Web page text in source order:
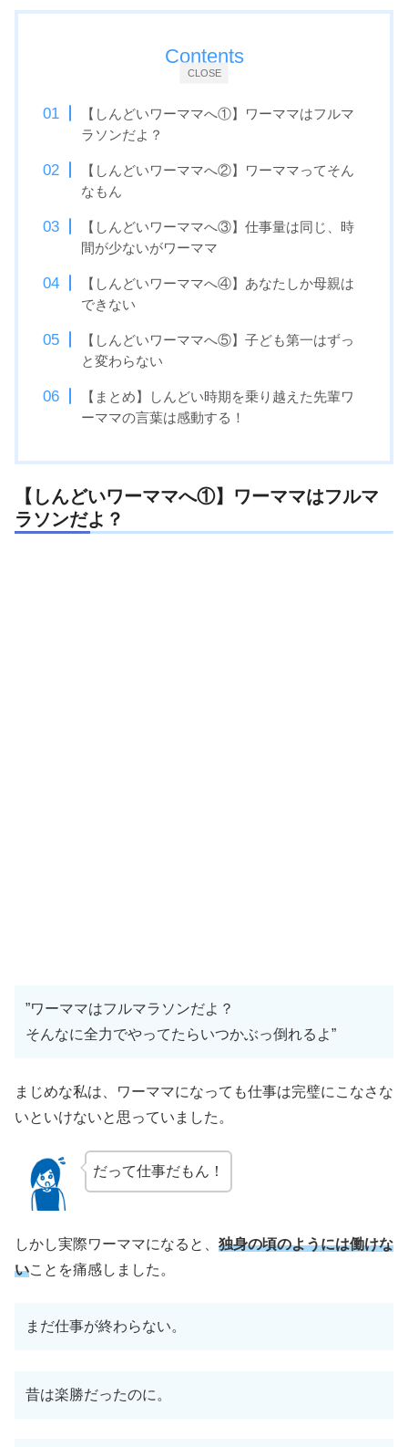
CLOSE
Contents
【しんどいワーママへ①】ワーママはフルマ
ラソンだよ？
【しんどいワーママへ②】ワーママってそん
なもん
【しんどいワーママへ③】仕事量は同じ、時
間が少ないがワーママ
【しんどいワーママへ④】あなたしか母親は
できない
【しんどいワーママへ⑤】子ども第一はずっ
と変わらない
【まとめ】しんどい時期を乗り越えた先輩ワ
ーママの言葉は感動する！
【しんどいワーママへ①】ワーママはフルマ
ラソンだよ？
”ワーママはフルマラソンだよ？
そんなに全力でやってたらいつかぶっ倒れるよ”
まじめな私は、ワーママになっても仕事は完璧にこなさな
いといけないと思っていました。
だって仕事だもん！
しかし実際ワーママになると、 独身の頃のようには働けな
いことを痛感しました。
まだ仕事が終わらない。
昔は楽勝だったのに。